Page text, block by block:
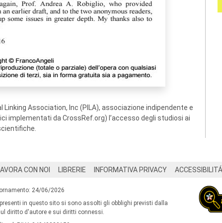
Association, Inc (PILA), associazione indipendente e
implementati da CrossRef.org) l’accesso degli studiosi ai
LAVORA CON NOI LIBRERIE INFORMATIVA PRIVACY ACCESSIBILITÁ
24/06/2026
presenti in questo sito si sono assolti gli obblighi previsti dalla
diritto d'autore e sui diritti connessi.